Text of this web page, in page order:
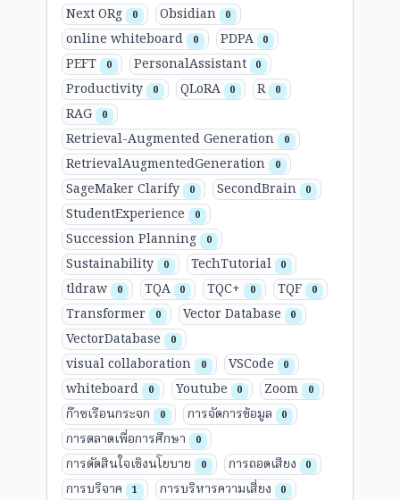
Next ORg 0 Obsidian 0
online whiteboard 0 PDPA 0
PEFT 0 PersonalAssistant 0
Productivity 0 QLoRA 0 R 0
RAG 0
Retrieval-Augmented Generation 0
RetrievalAugmentedGeneration 0
SageMaker Clarify 0 SecondBrain 0
StudentExperience 0
Succession Planning 0
Sustainability 0 TechTutorial 0
tldraw 0 TQA 0 TQC+ 0 TQF 0
Transformer 0 Vector Database 0
VectorDatabase 0
visual collaboration 0 VSCode 0
whiteboard 0 Youtube 0 Zoom 0
ก๊าซเรือนกระจก 0 การจัดการข้อมูล 0
การตลาดเพื่อการศึกษา 0
การตัดสินใจเชิงนโยบาย 0 การถอดเสียง 0
การบริจาค 1 การบริหารความเสี่ยง 0